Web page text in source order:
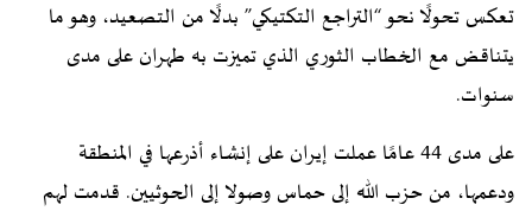
تعكس تحولًا نحو “التراجع التكتيكي” بدلًا من التصعيد، وهو ما
يتناقض مع الخطاب الثوري الذي تميزت به طهران على مدى
سنوات.
على مدى 44 عامًا عملت إيران على إنشاء أذرعها في المنطقة
ودعمها، من حزب الله إلى حماس وصولا إلى الحوثيين. قدمت لهم